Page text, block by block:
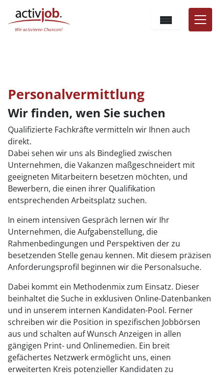
Hauptnavigation
Zum Inhalt
Sprache
Personalvermittlung
Wir finden, wen Sie suchen
Qualifizierte Fachkräfte vermitteln wir Ihnen auch
direkt.
Dabei sehen wir uns als Bindeglied zwischen
Unternehmen, die Vakanzen maßgeschneidert mit
geeigneten Mitarbeitern besetzen möchten, und
Bewerbern, die einen ihrer Qualifikation
entsprechenden Arbeitsplatz suchen.
In einem intensiven Gespräch lernen wir Ihr
Unternehmen, die Aufgabenstellung, die
Rahmenbedingungen und Perspektiven der zu
besetzenden Stelle genau kennen. Mit diesem präzisen
Anforderungsprofil beginnen wir die Personalsuche.
Dabei kommt ein Methodenmix zum Einsatz. Dieser
beinhaltet die Suche in exklusiven Online-Datenbanken
und in unserem internen Kandidaten-Pool. Ferner
schreiben wir die Position in spezifischen Jobbörsen
aus und schalten auf Wunsch Anzeigen in allen
gängigen Print- und Onlinemedien. Ein breit
gefächertes Netzwerk ermöglicht uns, einen
erweiterten Kreis potenzieller Kandidaten zu